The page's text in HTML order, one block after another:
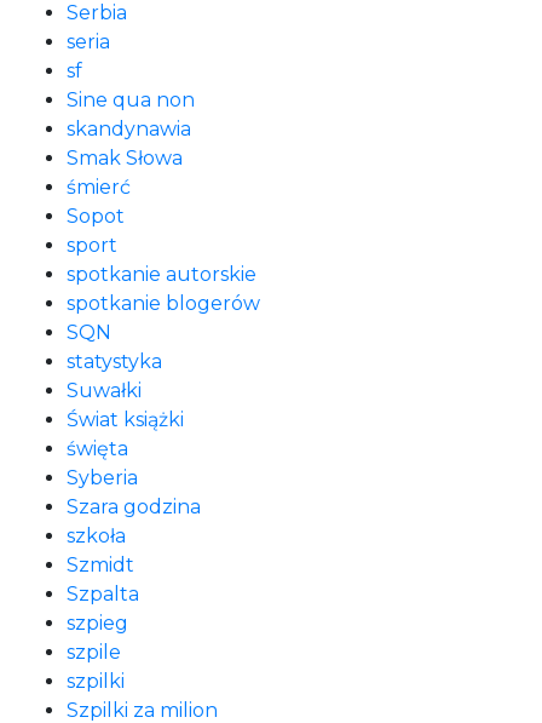
Serbia
seria
sf
Sine qua non
skandynawia
Smak Słowa
śmierć
Sopot
sport
spotkanie autorskie
spotkanie blogerów
SQN
statystyka
Suwałki
Świat książki
święta
Syberia
Szara godzina
szkoła
Szmidt
Szpalta
szpieg
szpile
szpilki
Szpilki za milion